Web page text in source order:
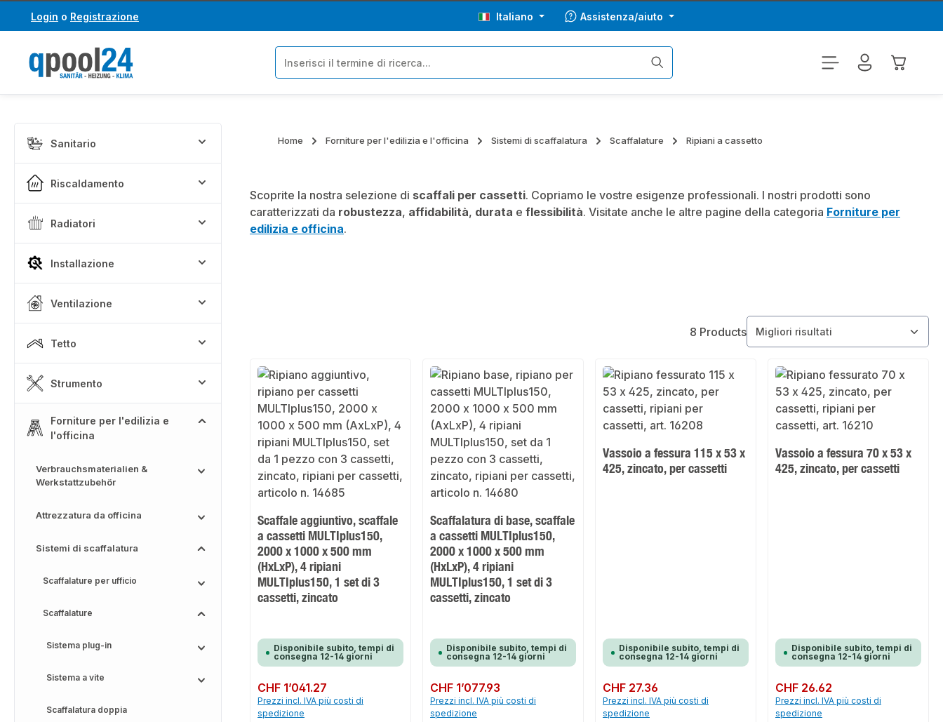
al contenuto principale
Salta alla ricerca
Login o Registrazione Italiano Assistenza/aiuto
Il
Sanitario
Riscaldamento
Radiatori
Installazione
Ventilazione
Tetto
Strumento
Forniture per l'edilizia e
l'officina
Verbrauchsmaterialien &
Werkstattzubehör
Attrezzatura da officina
Sistemi di scaffalatura
Scaffalature per ufficio
Scaffalature
Sistema plug-in
Sistema a vite
Scaffalatura doppia
Home Forniture per l'edilizia e l'officina Sistemi di scaffalatura Scaffalature Ripiani a cassetto
Scoprite la nostra selezione di scaffali per cassetti. Copriamo le vostre esigenze professionali. I nostri prodotti sono
caratterizzati da robustezza, affidabilità, durata e flessibilità. Visitate anche le altre pagine della categoria Forniture per
edilizia e officina.
8 Products
Scaffale aggiuntivo, scaffale
a cassetti MULTIplus150,
2000 x 1000 x 500 mm
(HxLxP), 4 ripiani
MULTIplus150, 1 set di 3
cassetti, zincato
Disponibile subito, tempi di
consegna 12-14 giorni
Prezzo normale:
CHF 1’041.27
Prezzi incl. IVA più costi di
spedizione
Scaffalatura di base, scaffale
a cassetti MULTIplus150,
2000 x 1000 x 500 mm
(HxLxP), 4 ripiani
MULTIplus150, 1 set di 3
cassetti, zincato
Disponibile subito, tempi di
consegna 12-14 giorni
Prezzo normale:
CHF 1’077.93
Prezzi incl. IVA più costi di
spedizione
Vassoio a fessura 115 x 53 x
425, zincato, per cassetti
Disponibile subito, tempi di
consegna 12-14 giorni
Prezzo normale:
CHF 27.36
Prezzi incl. IVA più costi di
spedizione
Vassoio a fessura 70 x 53 x
425, zincato, per cassetti
Disponibile subito, tempi di
consegna 12-14 giorni
Prezzo normale:
CHF 26.62
Prezzi incl. IVA più costi di
spedizione